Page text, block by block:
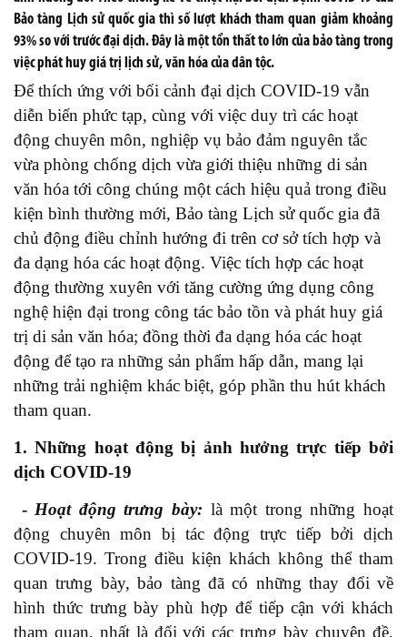
Bảo tàng Lịch sử quốc gia thì số lượt khách tham quan giảm khoảng
93% so với trước đại dịch. Đây là một tổn thất to lớn của bảo tàng trong
việc phát huy giá trị lịch sử, văn hóa của dân tộc.
Để thích ứng với bối cảnh đại dịch COVID-19 vẫn
diễn biến phức tạp, cùng với việc duy trì các hoạt
động chuyên môn, nghiệp vụ bảo đảm nguyên tắc
vừa phòng chống dịch vừa giới thiệu những di sản
văn hóa tới công chúng một cách hiệu quả trong điều
kiện bình thường mới, Bảo tàng Lịch sử quốc gia đã
chủ động điều chỉnh hướng đi trên cơ sở tích hợp và
đa dạng hóa các hoạt động. Việc tích hợp các hoạt
động thường xuyên với tăng cường ứng dụng công
nghệ hiện đại trong công tác bảo tồn và phát huy giá
trị di sản văn hóa; đồng thời đa dạng hóa các hoạt
động để tạo ra những sản phẩm hấp dẫn, mang lại
những trải nghiệm khác biệt, góp phần thu hút khách
tham quan.
1. Những hoạt động bị ảnh hưởng trực tiếp bởi
dịch COVID-19
- Hoạt độngtrưng bày: là một trong những hoạt
động chuyên môn bị tác động trực tiếp bởi dịch
COVID-19. Trong điều kiện khách không thể tham
quan trưng bày, bảo tàng đã có những thay đổi về
hình thức trưng bày phù hợp để tiếp cận với khách
tham quan, nhất là đối với các trưng bày chuyên đề,